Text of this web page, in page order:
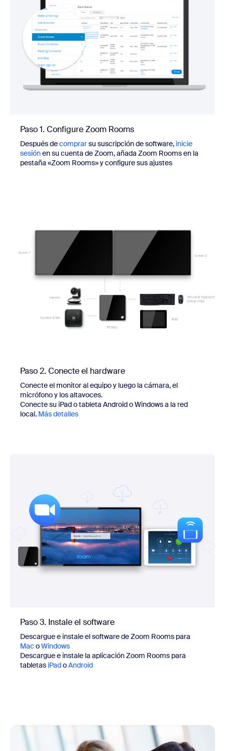
Paso 1. Configure Zoom Rooms
Después decomprarsu suscripción de software, inicie
sesiónen su cuenta de Zoom, añada Zoom Rooms en la
pestaña «Zoom Rooms» y configure sus ajustes
Paso 2. Conecte el hardware
Conecte el monitor al equipo y luego la cámara, el
micrófono y los altavoces.
Conecte su iPad o tableta Android o Windows a la red
local. Más detalles
Paso 3. Instale el software
Descargue e instale el software de Zoom Rooms para
MacoWindows
Descargue e instale la aplicación Zoom Rooms para
tabletas iPadoAndroid